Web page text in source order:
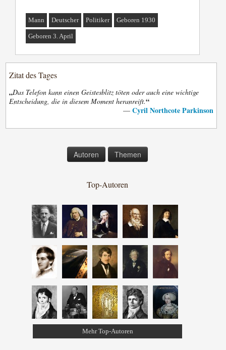
Mann Deutscher Politiker Geboren 1930
Geboren 3. April
Zitat des Tages
„Das Telefon kann einen Geistesblitz töten oder auch eine wichtige
Entscheidung, die in diesem Moment heranreift.“
— Cyril Northcote Parkinson
Autoren Themen
Top-Autoren
Mehr Top-Autoren